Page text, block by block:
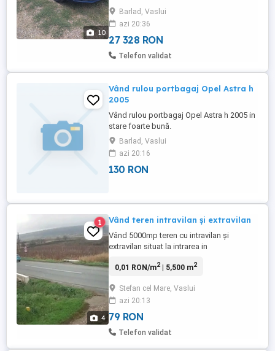
10
De Zi Led, Jante Aliaj De Origine, Carlig
Remorcare, 4 Airbag, Rulou Portbagaj,
Roata Rezerva Cric Si Cheie Roti,
Covorase Cauciuc Dedicate Tavita Inclusiv
...
Barlad, Vaslui
azi 20:36
27 328 RON
Telefon validat
Vând rulou portbagaj Opel Astra h
2005
Vând rulou portbagaj Opel Astra h 2005 in
stare foarte bună.
Barlad, Vaslui
azi 20:16
130 RON
4
1 Vând teren intravilan și extravilan
Vând 5000mp teren cu intravilan și
extravilan situat la intrarea in
,strada principala.La momentul acesta
pentru struguri de masa, soi Muscat de
Hamburg ,Otonel,Moldova, pe rod anul IV.
Se poate construi , cu posibilități ...
0,01 RON/m2| 5,500 m2
Stefan cel Mare, Vaslui
azi 20:13
79 RON
Telefon validat